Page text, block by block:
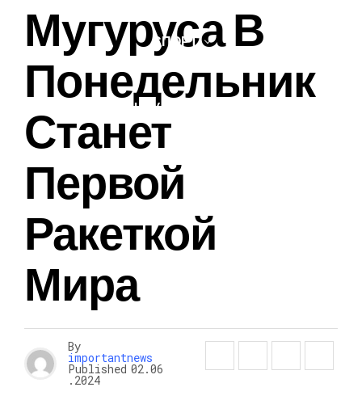
СПОРТ
ШОУ-БИЗНЕС
Мугуруса В
Понедельник
Станет
Первой
Ракеткой
Мира
By
importantnews
Published 02.06
.2024